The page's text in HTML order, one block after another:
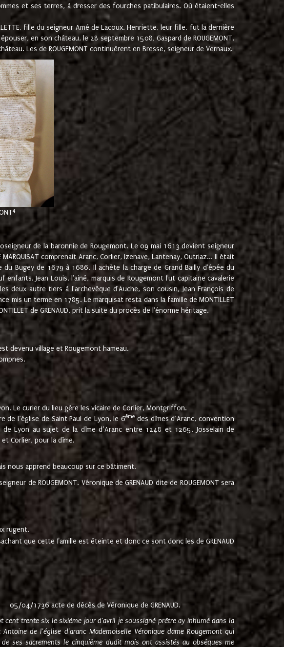
et ses terres, à dresser des fourches patibulaires. Où étaient-elles
fille du seigneur Amé de Lacoux. Henriette, leur fille, fut la dernière
en son château, le 28 septembre 1508, Gaspard de ROUGEMONT,
Les de ROUGEMONT continuèrent en Bresse, seigneur de Vernaux.
4
de la baronnie de Rougemont. Le 09 mai 1613 devient seigneur
comprenait Aranc, Corlier, Izenave, Lantenay, Outriaz... Il était
Bugey de 1679 à 1686. Il achète la charge de Grand Bailly d'épée du
enfants. Jean Louis, l'ainé, marquis de Rougemont fut capitaine cavalerie
autre tiers à l'archevêque d'Auche, son cousin, Jean François de
mis un terme en 1785. Le marquisat resta dans la famille de MONTILLET
de GRENAUD, prit la suite du procès de l'énorme héritage.
devenu village et Rougemont hameau.
Le curier du lieu gère les vicaire de Corlier, Montgriffon.
de l’église de Saint Paul de Lyon, le 6ème des dîmes d’Aranc, convention
Lyon au sujet de la dîme d’Aranc entre 1248 et 1265. Josselain de
Corlier, pour la dîme.
nous apprend beaucoup sur ce bâtiment.
de ROUGEMONT. Véronique de GRENAUD dite de ROUGEMONT sera
rugent.
que cette famille est éteinte et donc ce sont donc les de GRENAUD
05/04/1736 acte de décès de Véronique de GRENAUD.
cent trente six le sixième jour d'avril je soussigné prêtre ay inhumé dans la
Antoine de l'église d'aranc Mademoiselle Véronique dame Rougemont qui
de ses sacrements le cinquième dudit mois ont assistés au obsèques me